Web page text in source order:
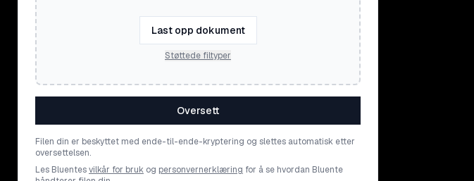
Last opp dokument
Støttede filtyper
Oversett
Filen din er beskyttet med ende-til-ende-kryptering og slettes automatisk etter
oversettelsen.
Les Bluentesvilkår for bruk og personvernerklæring for å se hvordan Bluente